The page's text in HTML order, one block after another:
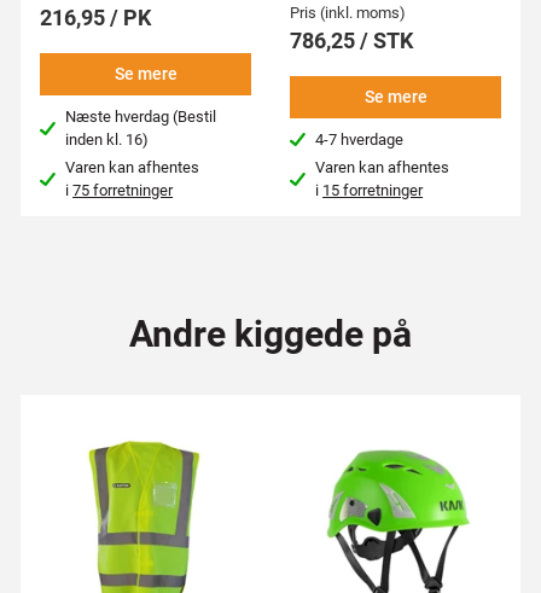
216,95 / PK
Se mere
Næste hverdag (Bestil
inden kl. 16)
Varen kan afhentes
i75 forretninger
Pris (inkl. moms)
786,25 / STK
Se mere
4-7 hverdage
Varen kan afhentes
i 15 forretninger
Andre kiggede på